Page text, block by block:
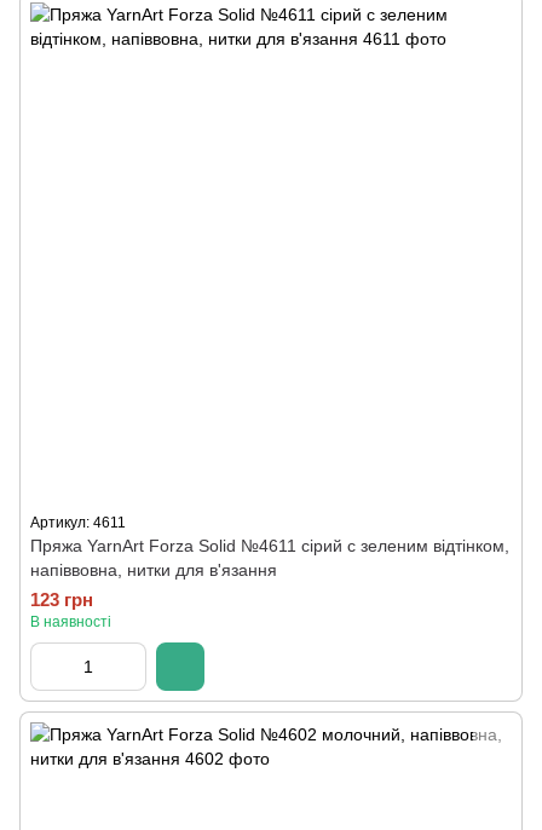
Артикул: 4611
Пряжа YarnArt Forza Solid №4611 сірий с зеленим відтінком,
напіввовна, нитки для в'язання
123 грн
В наявності